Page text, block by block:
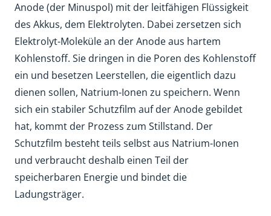
Anode (der Minuspol) mit der leitfähigen Flüssigkeit
des Akkus, dem Elektrolyten. Dabei zersetzen sich
Elektrolyt-Moleküle an der Anode aus hartem
Kohlenstoff. Sie dringen in die Poren des Kohlenstoff
ein und besetzen Leerstellen, die eigentlich dazu
dienen sollen, Natrium-Ionen zu speichern. Wenn
sich ein stabiler Schutzfilm auf der Anode gebildet
hat, kommt der Prozess zum Stillstand. Der
Schutzfilm besteht teils selbst aus Natrium-Ionen
und verbraucht deshalb einen Teil der
speicherbaren Energie und bindet die
Ladungsträger.